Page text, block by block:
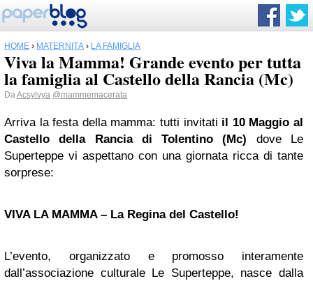
HOME › MATERNITÀ › LA FAMIGLIA
Viva la Mamma! Grande evento per tutta
la famiglia al Castello della Rancia (Mc)
DaAcsylvya @mammemacerata
Arriva la festa della mamma: tutti invitati il 10 Maggio al
Castello della Rancia di Tolentino (Mc) dove Le
Superteppe vi aspettano con una giornata ricca di tante
sorprese:
VIVA LA MAMMA – La Regina del Castello!
L’evento, organizzato e promosso interamente
dall’associazione culturale Le Superteppe, nasce dalla